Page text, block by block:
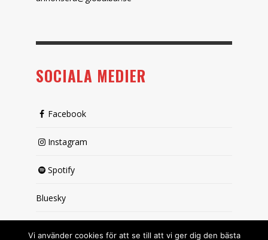
SOCIALA MEDIER
Facebook
Instagram
Spotify
Bluesky
Vi använder cookies för att se till att vi ger dig den bästa